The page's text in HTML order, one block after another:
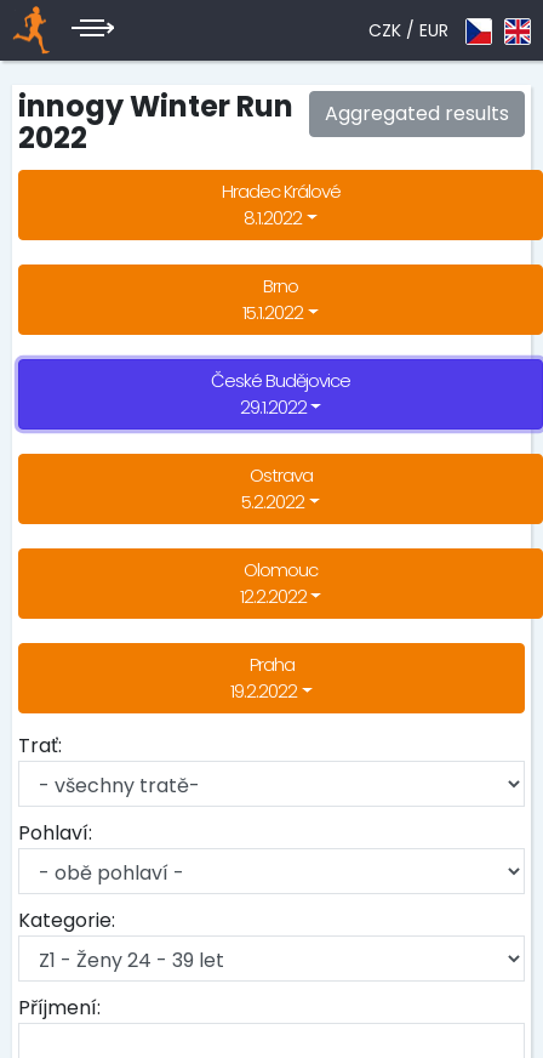
CZK / EUR
Aggregated results
innogy Winter Run
2022
Hradec Králové
8.1.2022
Brno
15.1.2022
České Budějovice
29.1.2022
Ostrava
5.2.2022
Olomouc
12.2.2022
Praha
19.2.2022
Trať:
Pohlaví:
Kategorie:
Příjmení: